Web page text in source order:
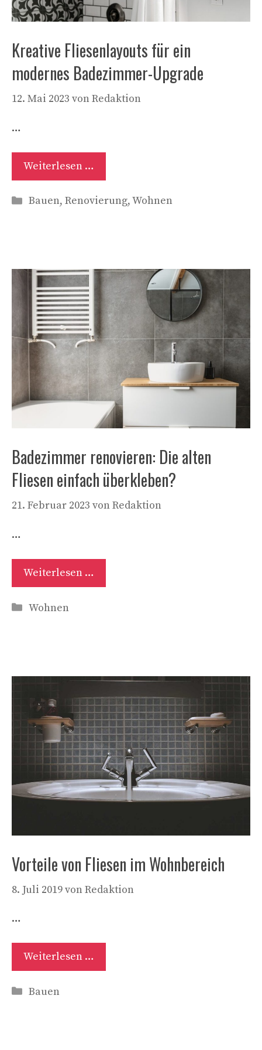
Kreative Fliesenlayouts für ein
modernes Badezimmer-Upgrade
12. Mai 2023 vonRedaktion
…
Weiterlesen …
Kategorien
Bauen, Renovierung,Wohnen
Badezimmer renovieren: Die alten
Fliesen einfach überkleben?
21. Februar 2023 vonRedaktion
…
Weiterlesen …
Kategorien
Wohnen
Vorteile von Fliesen im Wohnbereich
8. Juli 2019vonRedaktion
…
Weiterlesen …
Kategorien
Bauen